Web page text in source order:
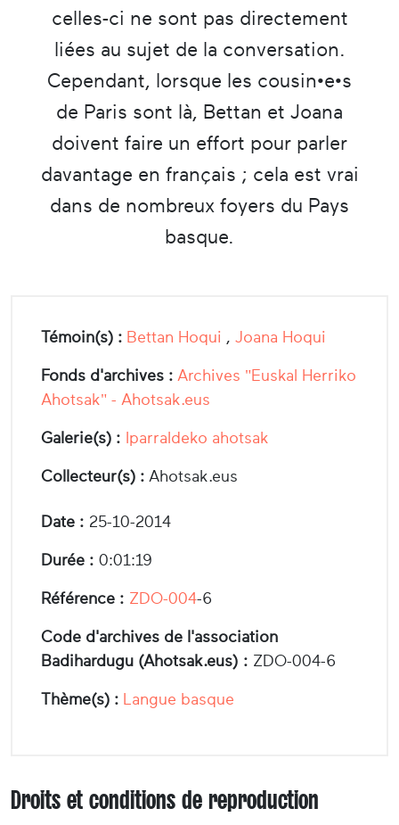
celles-ci ne sont pas directement
liées au sujet de la conversation.
Cependant, lorsque les cousin•e•s
de Paris sont là, Bettan et Joana
doivent faire un effort pour parler
davantage en français ; cela est vrai
dans de nombreux foyers du Pays
basque.
Témoin(s) : Bettan Hoqui , Joana Hoqui
Fonds d'archives : Archives "Euskal Herriko
Ahotsak" - Ahotsak.eus
Galerie(s) : Iparraldeko ahotsak
Collecteur(s) : Ahotsak.eus
Date : 25-10-2014
Durée : 0:01:19
Référence : ZDO-004-6
Code d'archives de l'association
Badihardugu (Ahotsak.eus) : ZDO-004-6
Thème(s) : Langue basque
Droits et conditions de reproduction